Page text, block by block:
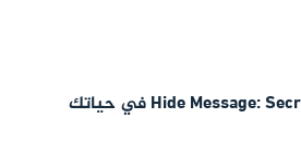
ازاي هتستخدم Hide Message: Secret Text في حياتك